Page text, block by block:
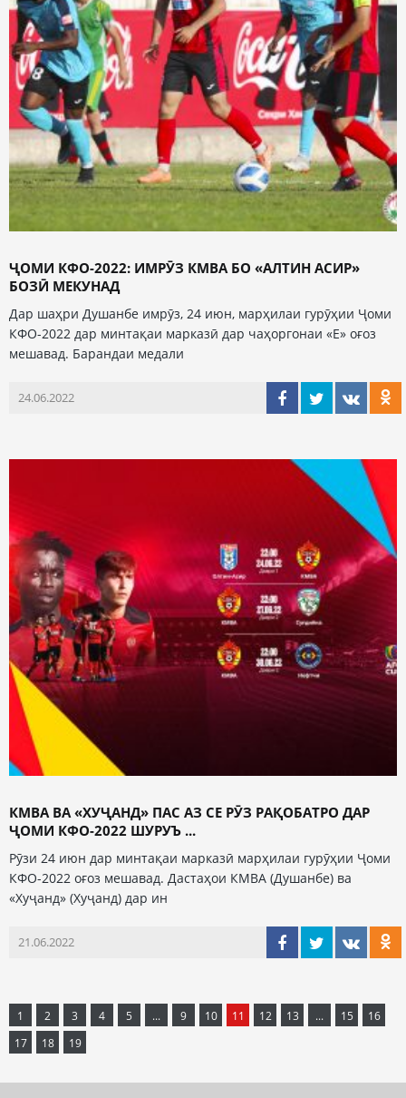
ҶОМИ КФО-2022: ИМРӮЗ КМВА БО «АЛТИН АСИР»
БОЗӢ МЕКУНАД
Дар шаҳри Душанбе имрӯз, 24 июн, марҳилаи гурӯҳии Ҷоми
КФО-2022 дар минтақаи марказӣ дар чаҳоргонаи «Е» оғоз
мешавад. Барандаи медали
24.06.2022
КМВА ВА «ХУҶАНД» ПАС АЗ СЕ РӮЗ РАҚОБАТРО ДАР
ҶОМИ КФО-2022 ШУРУЪ ...
Рӯзи 24 июн дар минтақаи марказӣ марҳилаи гурӯҳии Ҷоми
КФО-2022 оғоз мешавад. Дастаҳои КМВА (Душанбе) ва
«Хуҷанд» (Хуҷанд) дар ин
21.06.2022
1 2 3 4 5 ... 9 10 11 12 13 ... 15
16
17
18 19